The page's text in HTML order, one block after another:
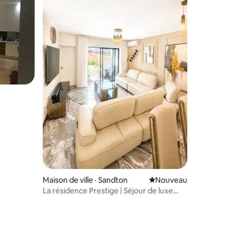
Maison de ville · Sandton Nouvel hébergement
Nouveau
La résidence Prestige | Séjour de luxe